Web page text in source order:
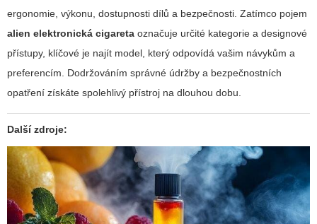
ergonomie, výkonu, dostupnosti dílů a bezpečnosti. Zatímco pojem
alien elektronická cigareta označuje určité kategorie a designové
přístupy, klíčové je najít model, který odpovídá vašim návykům a
preferencím. Dodržováním správné údržby a bezpečnostních
opatření získáte spolehlivý přístroj na dlouhou dobu.
Další zdroje: